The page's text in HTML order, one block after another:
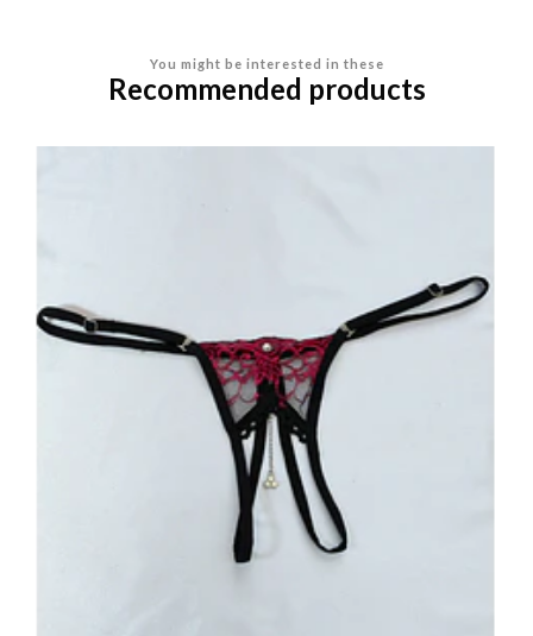
You might be interested in these
Recommended products